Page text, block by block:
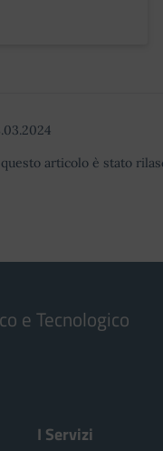
articolo è stato
e Tecnologico
I Servizi